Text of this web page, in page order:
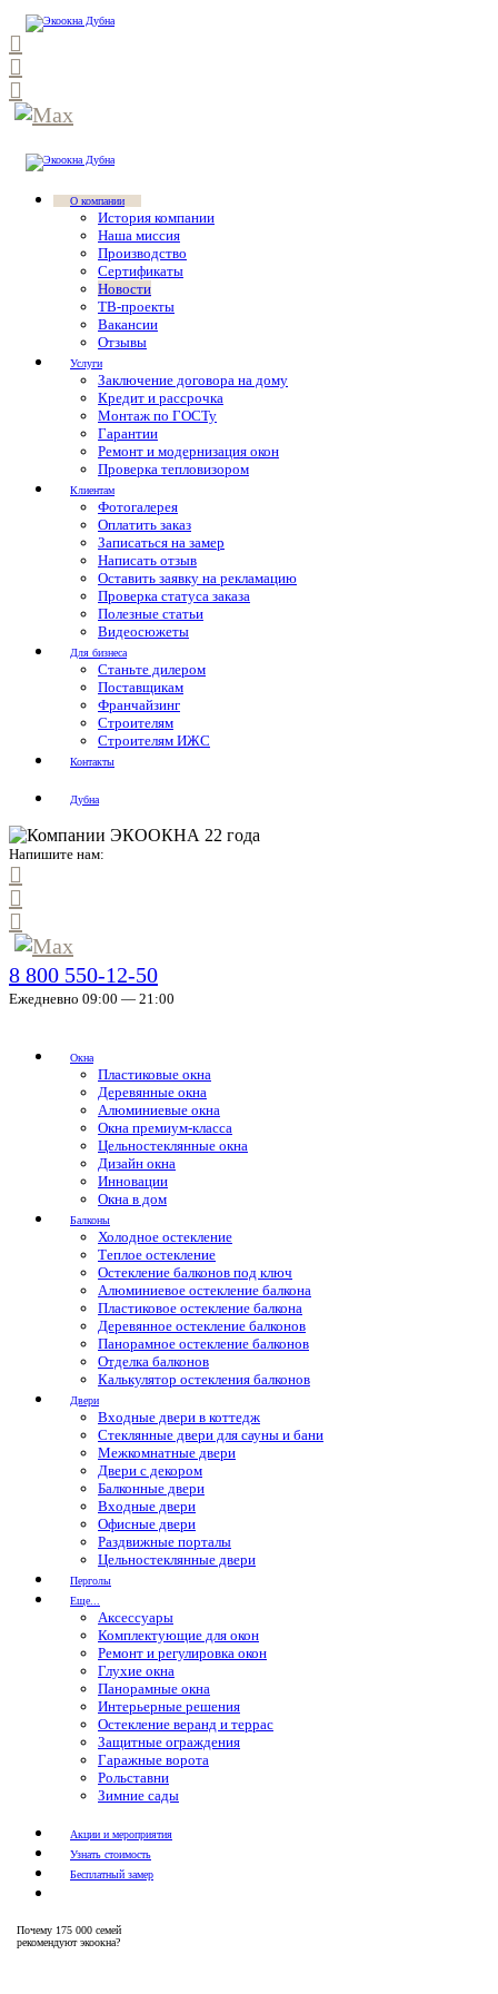
О компании
История компании
Наша миссия
Производство
Сертификаты
Новости
ТВ-проекты
Вакансии
Отзывы
Услуги
Заключение договора на дому
Кредит и рассрочка
Монтаж по ГОСТу
Гарантии
Ремонт и модернизация окон
Проверка тепловизором
Клиентам
Фотогалерея
Оплатить заказ
Записаться на замер
Написать отзыв
Оставить заявку на рекламацию
Проверка статуса заказа
Полезные статьи
Видеосюжеты
Для бизнеса
Станьте дилером
Поставщикам
Франчайзинг
Строителям
Строителям ИЖС
Контакты
Дубна
Напишите нам:
8 800 550-12-50
Ежедневно 09:00 — 21:00
Окна
Пластиковые окна
Деревянные окна
Алюминиевые окна
Окна премиум-класса
Цельностеклянные окна
Дизайн окна
Инновации
Окна в дом
Балконы
Холодное остекление
Теплое остекление
Остекление балконов под ключ
Алюминиевое остекление балкона
Пластиковое остекление балкона
Деревянное остекление балконов
Панорамное остекление балконов
Отделка балконов
Калькулятор остекления балконов
Двери
Входные двери в коттедж
Стеклянные двери для сауны и бани
Межкомнатные двери
Двери с декором
Балконные двери
Входные двери
Офисные двери
Раздвижные порталы
Цельностеклянные двери
Перголы
Еще...
Аксессуары
Комплектующие для окон
Ремонт и регулировка окон
Глухие окна
Панорамные окна
Интерьерные решения
Остекление веранд и террас
Защитные ограждения
Гаражные ворота
Рольставни
Зимние сады
Акции и мероприятия
Узнать стоимость
Бесплатный замер
Почему 175 000 семей
рекомендуют экоокна?